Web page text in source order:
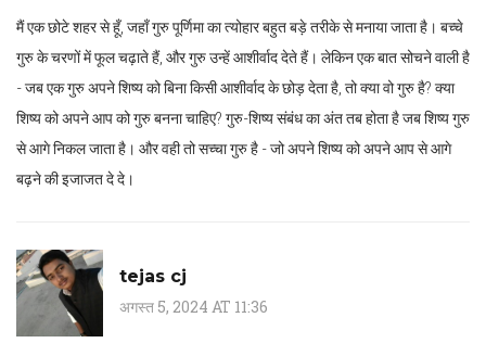
मैं एक छोटे शहर से हूँ, जहाँ गुरु पूर्णिमा का त्योहार बहुत बड़े तरीके से मनाया जाता है। बच्चे
गुरु के चरणों में फूल चढ़ाते हैं, और गुरु उन्हें आशीर्वाद देते हैं। लेकिन एक बात सोचने वाली है
- जब एक गुरु अपने शिष्य को बिना किसी आशीर्वाद के छोड़ देता है, तो क्या वो गुरु है? क्या
शिष्य को अपने आप को गुरु बनना चाहिए? गुरु-शिष्य संबंध का अंत तब होता है जब शिष्य गुरु
से आगे निकल जाता है। और वही तो सच्चा गुरु है - जो अपने शिष्य को अपने आप से आगे
बढ़ने की इजाजत दे दे।
tejas cj
अगस्त 5, 2024 AT 11:36